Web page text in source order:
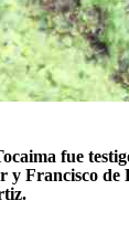
fue
y Francisco de